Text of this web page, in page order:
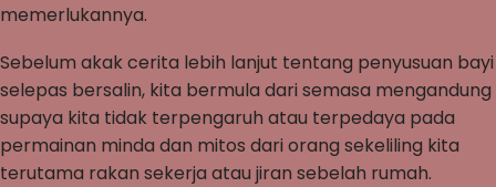
memerlukannya.
Sebelum akak cerita lebih lanjut tentang penyusuan bayi
selepas bersalin, kita bermula dari semasa mengandung
supaya kita tidak terpengaruh atau terpedaya pada
permainan minda dan mitos dari orang sekeliling kita
terutama rakan sekerja atau jiran sebelah rumah.